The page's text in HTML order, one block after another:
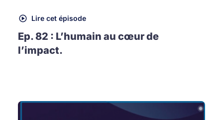
Lire cet épisode
Ep. 82 : L’humain au cœur de
l’impact.